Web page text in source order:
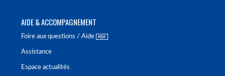
AIDE & ACCOMPAGNEMENT
Foire aux questions / Aide
Assistance
Espace actualités